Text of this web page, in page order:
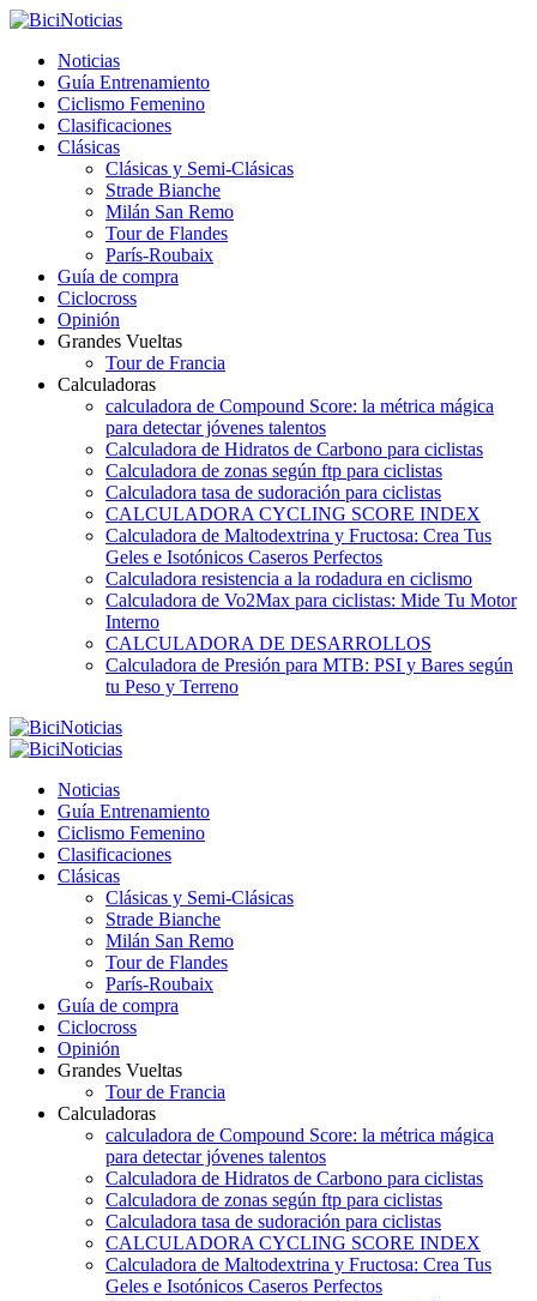
Noticias
Guía Entrenamiento
Ciclismo Femenino
Clasificaciones
Clásicas
Clásicas y Semi-Clásicas
Strade Bianche
Milán San Remo
Tour de Flandes
París-Roubaix
Guía de compra
Ciclocross
Opinión
Grandes Vueltas
Tour de Francia
Calculadoras
calculadora de Compound Score: la métrica mágica
para detectar jóvenes talentos
Calculadora de Hidratos de Carbono para ciclistas
Calculadora de zonas según ftp para ciclistas
Calculadora tasa de sudoración para ciclistas
CALCULADORA CYCLING SCORE INDEX
Calculadora de Maltodextrina y Fructosa: Crea Tus
Geles e Isotónicos Caseros Perfectos
Calculadora resistencia a la rodadura en ciclismo
Calculadora de Vo2Max para ciclistas: Mide Tu Motor
Interno
CALCULADORA DE DESARROLLOS
Calculadora de Presión para MTB: PSI y Bares según
tu Peso y Terreno
Noticias
Guía Entrenamiento
Ciclismo Femenino
Clasificaciones
Clásicas
Clásicas y Semi-Clásicas
Strade Bianche
Milán San Remo
Tour de Flandes
París-Roubaix
Guía de compra
Ciclocross
Opinión
Grandes Vueltas
Tour de Francia
Calculadoras
calculadora de Compound Score: la métrica mágica
para detectar jóvenes talentos
Calculadora de Hidratos de Carbono para ciclistas
Calculadora de zonas según ftp para ciclistas
Calculadora tasa de sudoración para ciclistas
CALCULADORA CYCLING SCORE INDEX
Calculadora de Maltodextrina y Fructosa: Crea Tus
Geles e Isotónicos Caseros Perfectos